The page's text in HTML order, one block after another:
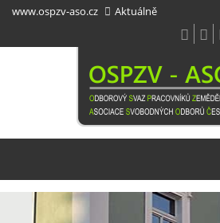
Přejít
obsahu
www.ospzv-aso.cz
Aktuálně